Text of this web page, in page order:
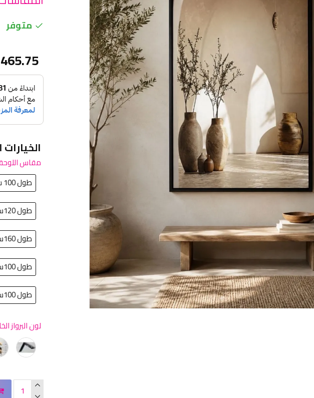
متوفر
465.75
مقاس
طول 100 سم في عرض 150سم
طول 120سم في عرض 80سم
طول 160سم في عرض 80سم
طول 100سم في عرض 200سم
طول 100سم في عرض 100سم
لون البرواز